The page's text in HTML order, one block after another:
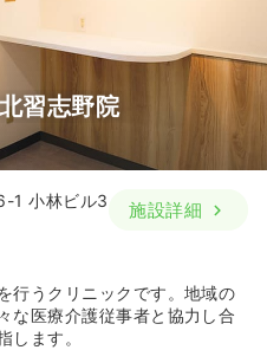
習志野院
1 小林ビル3
施設詳細
行うクリニックです。地域の
な医療介護従事者と協力し合
します。